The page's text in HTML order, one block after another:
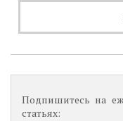
Подпишитесь на
статьях: